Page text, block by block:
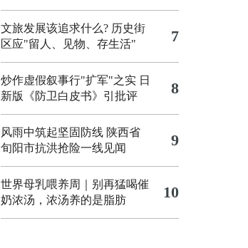
文旅发展该追求什么? 历史街
区应"留人、见物、存生活"
7
炒作虚假叙事行"扩军"之实 日
新版《防卫白皮书》引批评
8
风雨中筑起坚固防线 陕西省
旬阳市抗洪抢险一线见闻
9
世界母乳喂养周｜别再猛喝催
奶浓汤，浓汤养的是脂肪
10